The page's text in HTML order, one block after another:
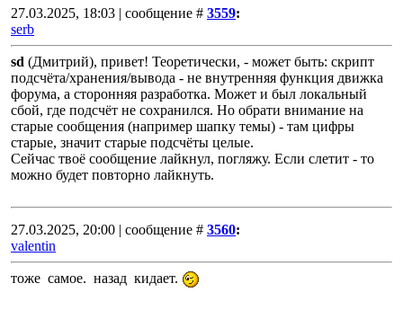
27.03.2025, 18:03 | сообщение # 3559:
serb
sd (Дмитрий), привет! Теоретически, - может быть: скрипт
подсчёта/хранения/вывода - не внутренняя функция движка
форума, а сторонняя разработка. Может и был локальный
сбой, где подсчёт не сохранился. Но обрати внимание на
старые сообщения (например шапку темы) - там цифры
старые, значит старые подсчёты целые.
Сейчас твоё сообщение лайкнул, погляжу. Если слетит - то
можно будет повторно лайкнуть.
27.03.2025, 20:00 | сообщение # 3560:
valentin
тоже самое. назад кидает.